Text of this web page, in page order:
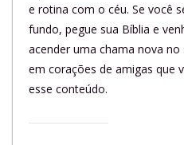
e rotina com o céu. Se você
fundo, pegue sua Bíblia e
acender uma chama nova
em corações de amigas que
esse conteúdo.